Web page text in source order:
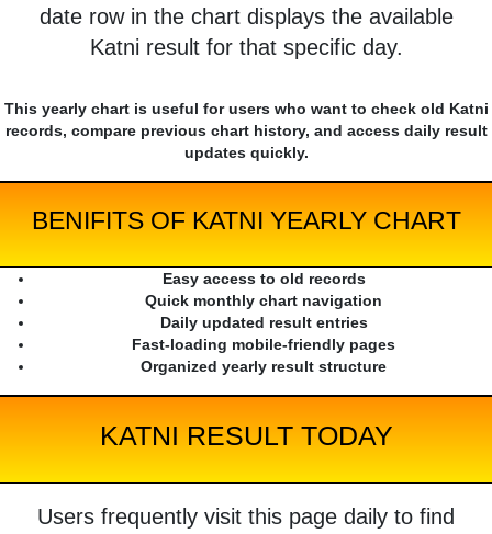
date row in the chart displays the available
Katni result for that specific day.
This yearly chart is useful for users who want to check old Katni
records, compare previous chart history, and access daily result
updates quickly.
BENIFITS OF KATNI YEARLY CHART
Easy access to old records
Quick monthly chart navigation
Daily updated result entries
Fast-loading mobile-friendly pages
Organized yearly result structure
KATNI RESULT TODAY
Users frequently visit this page daily to find